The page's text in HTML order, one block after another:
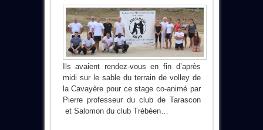
Ils avaient rendez-vous en fin d’après
midi sur le sable du terrain de volley de
la Cavayère pour ce stage co-animé par
Pierre professeur du club de Tarascon
et Salomon du club Trébéen…